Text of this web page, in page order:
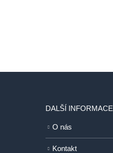
DALŠÍ INFORMACE
O nás
Kontakt